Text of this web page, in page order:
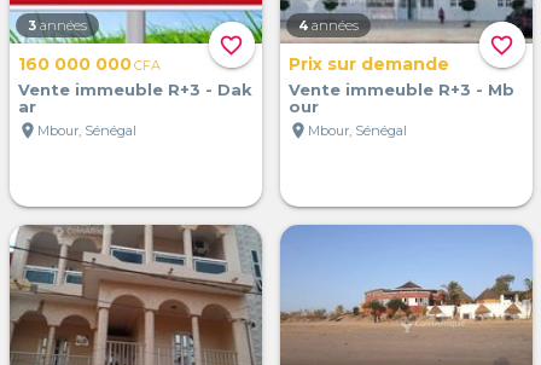
favorite_border
3 années
160 000 000CFA
Vente immeuble R+3 - Dak
ar
location_on Mbour, Sénégal
favorite_border
4 années
Prix sur demande
Vente immeuble R+3 - Mb
our
location_on Mbour, Sénégal